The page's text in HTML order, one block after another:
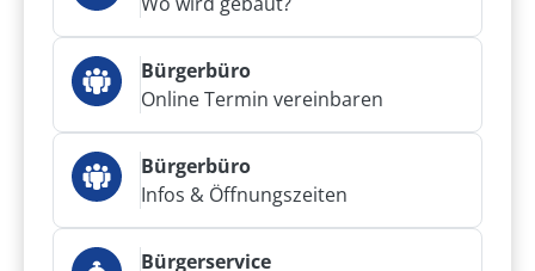
Bürgerbüro
Online Termin vereinbaren
Bürgerbüro
Infos & Öffnungszeiten
Bürgerservice